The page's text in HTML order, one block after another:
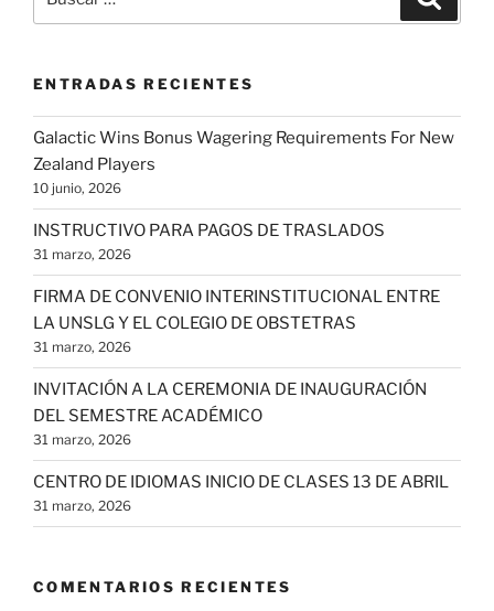
por:
ENTRADAS RECIENTES
Galactic Wins Bonus Wagering Requirements For New
Zealand Players
10 junio, 2026
INSTRUCTIVO PARA PAGOS DE TRASLADOS
31 marzo, 2026
FIRMA DE CONVENIO INTERINSTITUCIONAL ENTRE
LA UNSLG Y EL COLEGIO DE OBSTETRAS
31 marzo, 2026
INVITACIÓN A LA CEREMONIA DE INAUGURACIÓN
DEL SEMESTRE ACADÉMICO
31 marzo, 2026
CENTRO DE IDIOMAS INICIO DE CLASES 13 DE ABRIL
31 marzo, 2026
COMENTARIOS RECIENTES